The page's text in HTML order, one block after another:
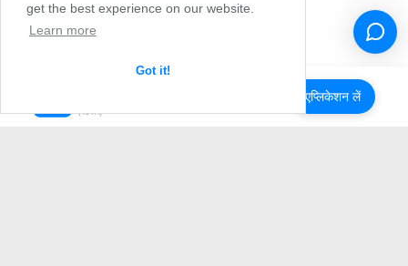
get the best experience on our website.
Learn more
Got it!
एप्लिकेशन लें